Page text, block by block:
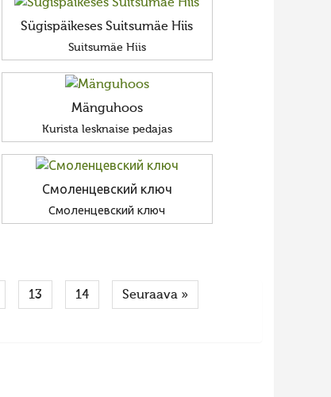
Sügispäikeses Suitsumäe Hiis
Suitsumäe Hiis
Mänguhoos
Kurista lesknaise pedajas
Смоленцевский ключ
Смоленцевский ключ
13 14 Seuraava »